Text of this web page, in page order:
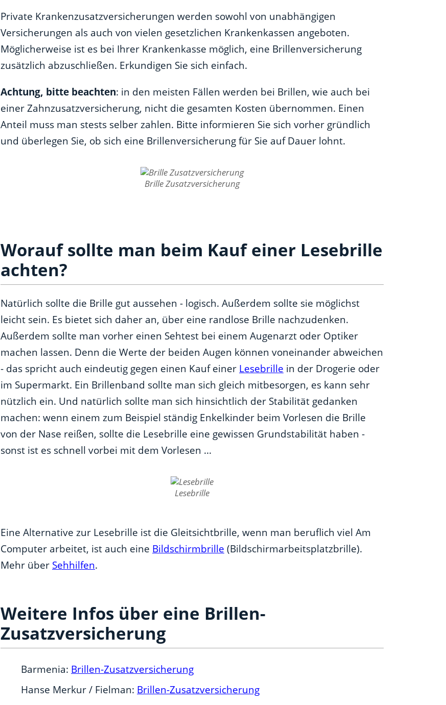
Private Krankenzusatzversicherungen werden sowohl von unabhängigen
Versicherungen als auch von vielen gesetzlichen Krankenkassen angeboten.
Möglicherweise ist es bei Ihrer Krankenkasse möglich, eine Brillenversicherung
zusätzlich abzuschließen. Erkundigen Sie sich einfach.
Achtung, bitte beachten: in den meisten Fällen werden bei Brillen, wie auch bei
einer Zahnzusatzversicherung, nicht die gesamten Kosten übernommen. Einen
Anteil muss man stests selber zahlen. Bitte informieren Sie sich vorher gründlich
und überlegen Sie, ob sich eine Brillenversicherung für Sie auf Dauer lohnt.
Brille Zusatzversicherung
Worauf sollte man beim Kauf einer Lesebrille
achten?
Natürlich sollte die Brille gut aussehen - logisch. Außerdem sollte sie möglichst
leicht sein. Es bietet sich daher an, über eine randlose Brille nachzudenken.
Außerdem sollte man vorher einen Sehtest bei einem Augenarzt oder Optiker
machen lassen. Denn die Werte der beiden Augen können voneinander abweichen
- das spricht auch eindeutig gegen einen Kauf einer Lesebrille in der Drogerie oder
im Supermarkt. Ein Brillenband sollte man sich gleich mitbesorgen, es kann sehr
nützlich ein. Und natürlich sollte man sich hinsichtlich der Stabilität gedanken
machen: wenn einem zum Beispiel ständig Enkelkinder beim Vorlesen die Brille
von der Nase reißen, sollte die Lesebrille eine gewissen Grundstabilität haben -
sonst ist es schnell vorbei mit dem Vorlesen ...
Lesebrille
Eine Alternative zur Lesebrille ist die Gleitsichtbrille, wenn man beruflich viel Am
Computer arbeitet, ist auch eine Bildschirmbrille (Bildschirmarbeitsplatzbrille).
Mehr über Sehhilfen.
Weitere Infos über eine Brillen-
Zusatzversicherung
Barmenia: Brillen-Zusatzversicherung
Hanse Merkur / Fielman: Brillen-Zusatzversicherung